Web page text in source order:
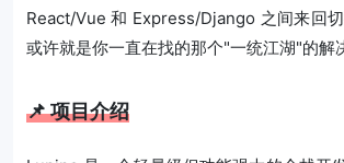
React/Vue 和 Express/Django 之间来回
或许就是你一直在找的那个"一统江湖"的解
📌 项目介绍